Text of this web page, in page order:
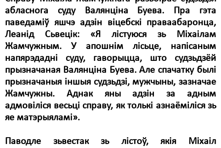
абласнога суду Валянціна Буева. Пра гэта
паведаміў яшчэ адзін віцебскі праваабаронца,
Леанід Сьвецік: «Я лістуюся зь Міхаілам
Жамчужным. У апошнім лісьце, напісаным
напярэдадні суду, гаворыцца, што судзьдзёй
прызначаная Валянціна Буева. Але спачатку былі
прызначаныя іншыя судзьдзі, мужчыны, зазначае
Жамчужны. Аднак яны адзін за адным
адмовіліся весьці справу, як толькі азнаёміліся зь
яе матэрыяламі».
Паводле зьвестак зь лістоў, якія Міхаіл